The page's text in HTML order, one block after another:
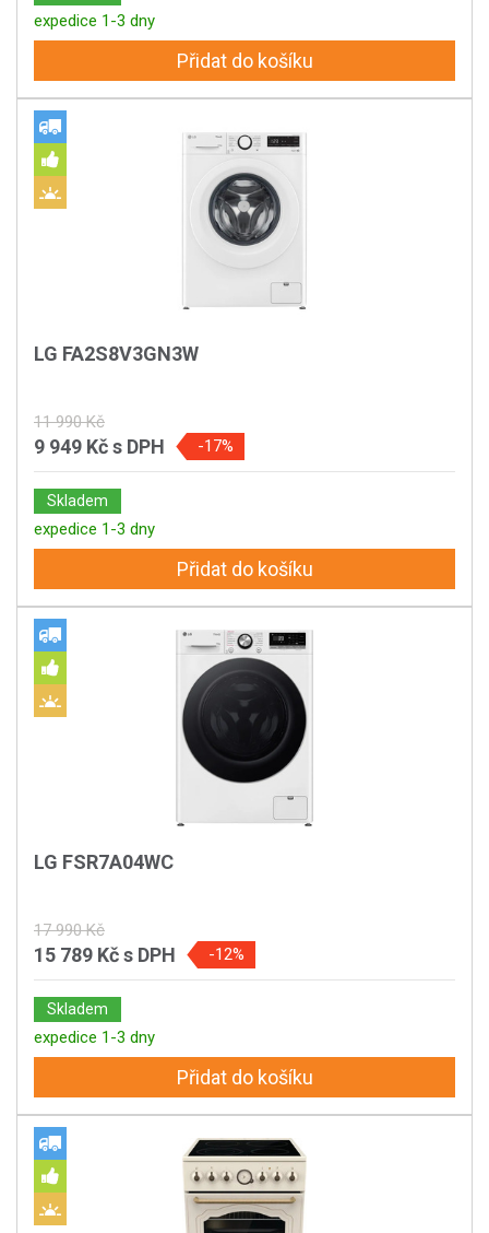
expedice 1-3 dny
Přidat do košíku
LG FA2S8V3GN3W
11 990 Kč
9 949 Kčs DPH -17%
Skladem
expedice 1-3 dny
Přidat do košíku
LG FSR7A04WC
17 990 Kč
15 789 Kčs DPH -12%
Skladem
expedice 1-3 dny
Přidat do košíku